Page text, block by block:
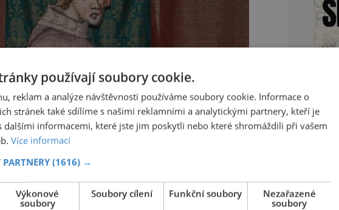
používají soubory cookie.
reklam a analýze návštěvnosti používáme soubory cookie. Informace o
stránek také sdílíme s našimi reklamními a analytickými partnery, kteří je
informacemi, které jste jim poskytli nebo které shromáždili při vašem
Více informací
(1616) →
Výkonové
soubory
Soubory cílení Funkční soubory
Nezařazené
soubory